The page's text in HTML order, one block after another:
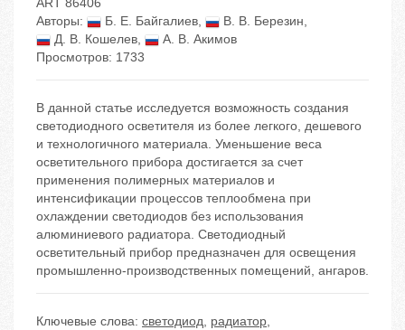
ART 86406
Авторы:
Б. Е. Байгалиев, В. В. Березин,
Д. В. Кошелев,
А. В. Акимов
Просмотров: 1733
В данной статье исследуется возможность создания
светодиодного осветителя из более легкого, дешевого
и технологичного материала. Уменьшение веса
осветительного прибора достигается за счет
применения полимерных материалов и
интенсификации процессов теплообмена при
охлаждении светодиодов без использования
алюминиевого радиатора. Светодиодный
осветительный прибор предназначен для освещения
промышленно-производственных помещений, ангаров.
Ключевые слова: светодиод, радиатор,